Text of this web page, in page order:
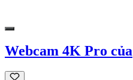
Webcam 4K Pro của